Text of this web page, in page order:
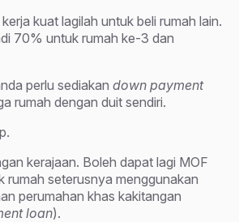
kuat lagilah untuk beli rumah lain.
70% untuk rumah ke-3 dan
perlu sediakan down payment
rumah dengan duit sendiri.
kerajaan. Boleh dapat lagi MOF
rumah seterusnya menggunakan
perumahan khas kakitangan
loan).